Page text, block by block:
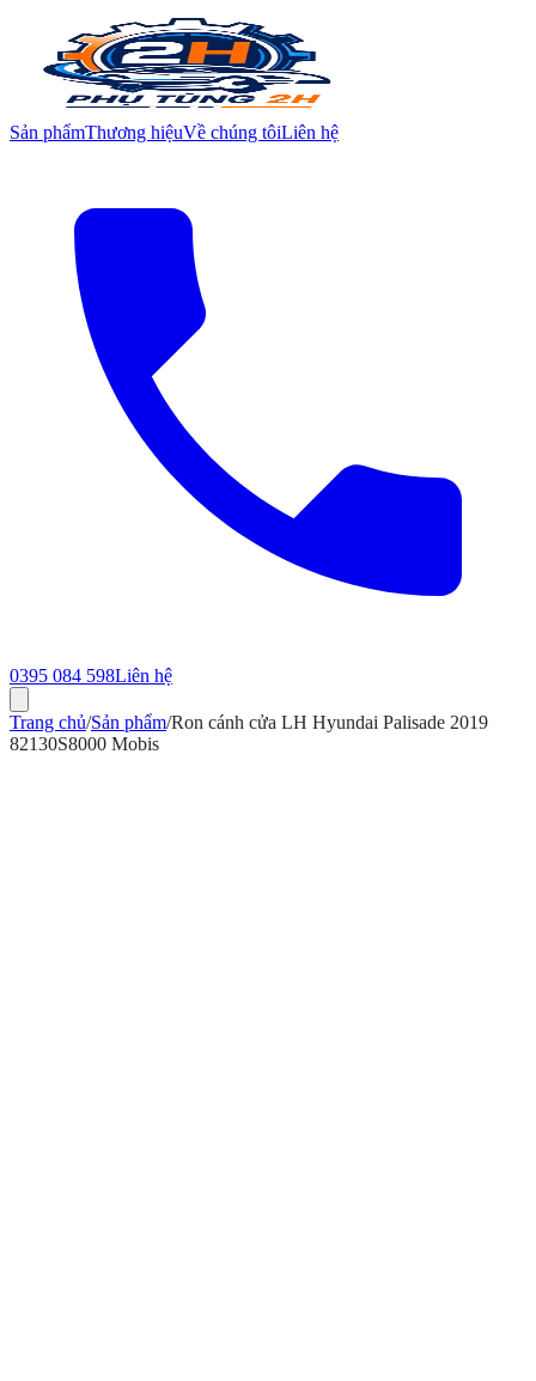
Sản phẩmThương hiệuVề chúng tôiLiên hệ
0395 084 598Liên hệ
Trang chủ/Sản phẩm/Ron cánh cửa LH Hyundai Palisade 2019
82130S8000 Mobis